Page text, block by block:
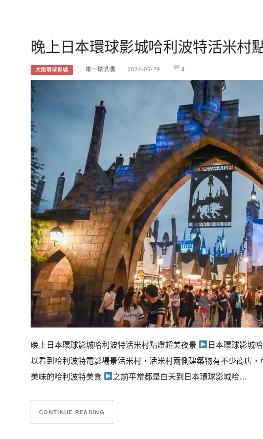
晚上日本環球影城哈利波特活米村
大阪環球影城 來一球叭噗 2024-06-29 0
晚上日本環球影城哈利波特活米村點燈超美夜景
日本環球影城
以看到哈利波特電影場景活米村，活米村兩側建築物有不少商店
美味的哈利波特美食
之前平常都是白天到日本環球影城哈…
CONTINUE READING